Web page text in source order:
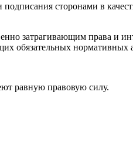
сторонами в
затрагивающим права и
обязательных
равную правовую силу.